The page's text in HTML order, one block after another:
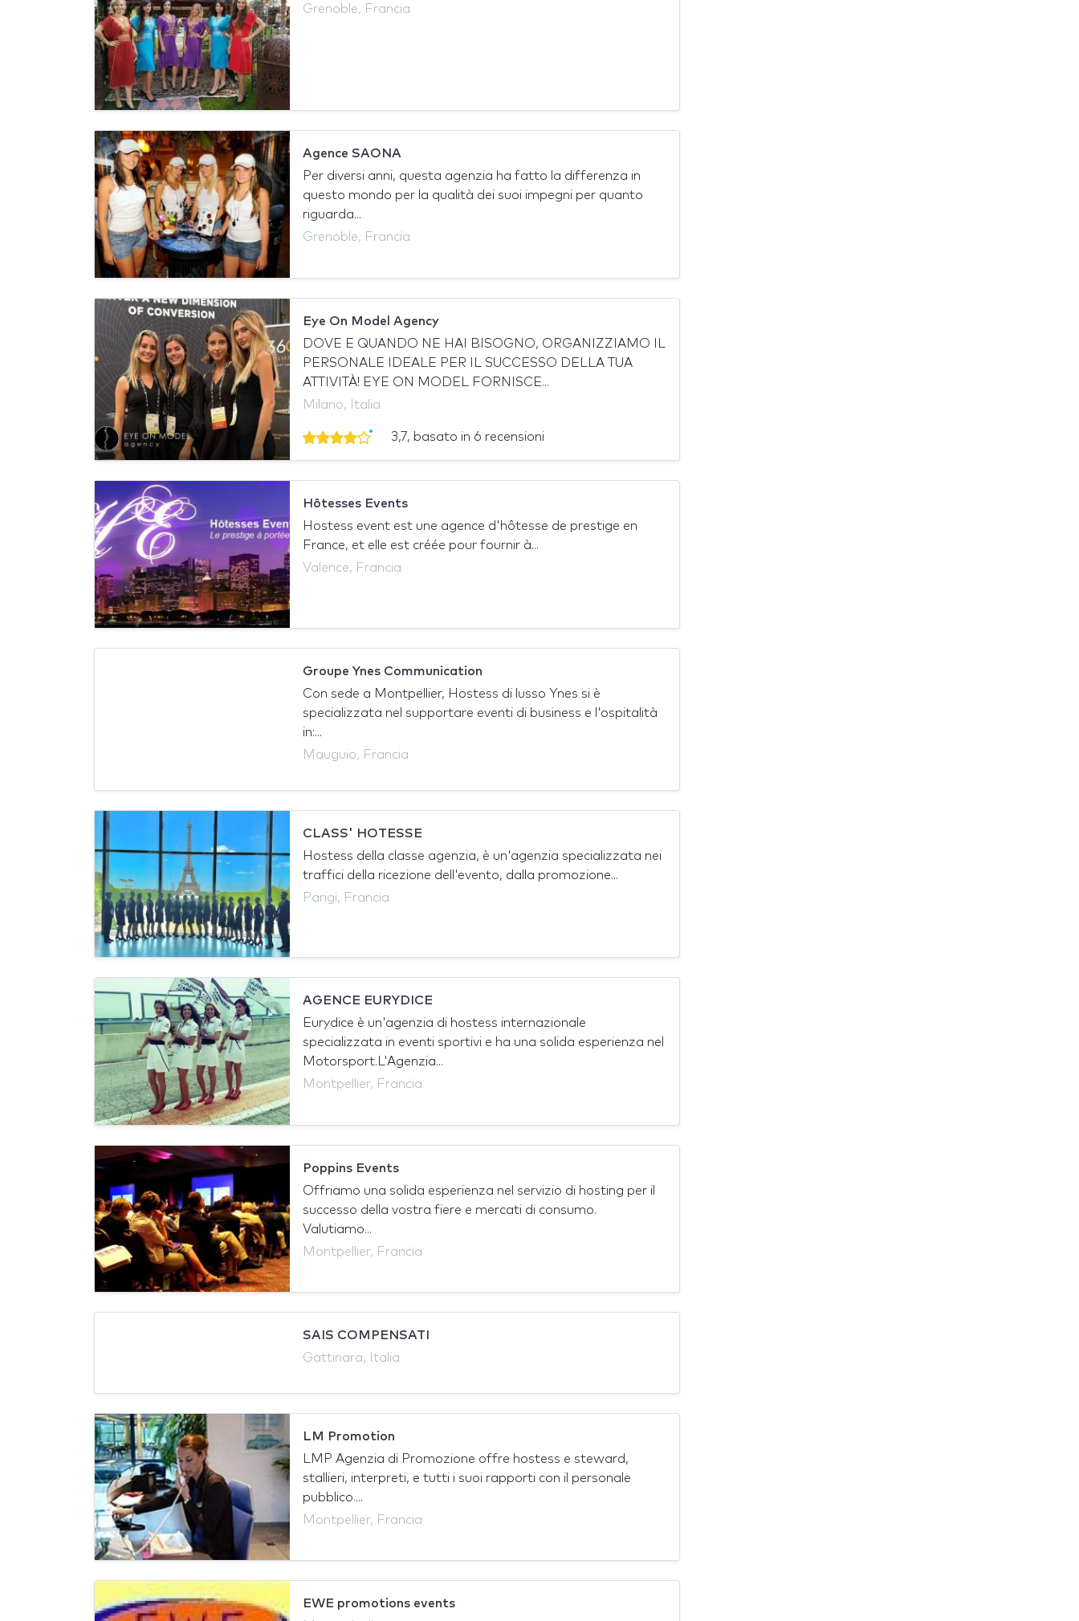
Grenoble, Francia
Agence SAONA
Per diversi anni, questa agenzia ha fatto la differenza in
questo mondo per la qualità dei suoi impegni per quanto
riguarda...
Grenoble, Francia
Eye On Model Agency
DOVE E QUANDO NE HAI BISOGNO, ORGANIZZIAMO IL
PERSONALE IDEALE PER IL SUCCESSO DELLA TUA
ATTIVITÀ! EYE ON MODEL FORNISCE...
Milano, Italia
3,7, basato in 6 recensioni
Hôtesses Events
Hostess event est une agence d'hôtesse de prestige en
France, et elle est créée pour fournir à...
Valence, Francia
Groupe Ynes Communication
Con sede a Montpellier, Hostess di lusso Ynes si è
specializzata nel supportare eventi di business e l'ospitalità
in:...
Mauguio, Francia
CLASS' HOTESSE
Hostess della classe agenzia, è un'agenzia specializzata nei
traffici della ricezione dell'evento, dalla promozione...
Parigi, Francia
AGENCE EURYDICE
Eurydice è un'agenzia di hostess internazionale
specializzata in eventi sportivi e ha una solida esperienza nel
Motorsport.L'Agenzia...
Montpellier, Francia
Poppins Events
Offriamo una solida esperienza nel servizio di hosting per il
successo della vostra fiere e mercati di consumo.
Valutiamo...
Montpellier, Francia
SAIS COMPENSATI
Gattinara, Italia
LM Promotion
LMP Agenzia di Promozione offre hostess e steward,
stallieri, interpreti, e tutti i suoi rapporti con il personale
pubblico....
Montpellier, Francia
EWE promotions events